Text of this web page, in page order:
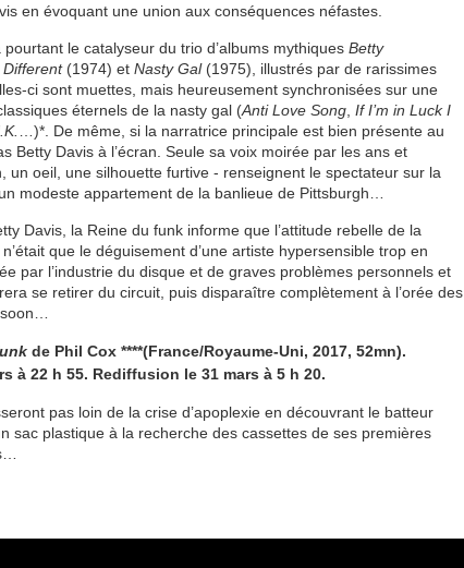
en évoquant une union aux conséquences néfastes.
le catalyseur du trio d’albums mythiques Betty
Different(1974) et Nasty Gal(1975), illustrés par de rarissimes
ci sont muettes, mais heureusement synchronisées sur une
éternels de la nasty gal (Anti Love Song If I’m in Luck I
…)*. De même, si la narratrice principale est bien présente au
Betty Davis à l’écran. Seule sa voix moirée par les ans et
un oeil, une silhouette furtive - renseignent le spectateur sur la
modeste appartement de la banlieue de Pittsburgh…
Davis, la Reine du funk informe que l’attitude rebelle de la
que le déguisement d’une artiste hypersensible trop en
par l’industrie du disque et de graves problèmes personnels et
se retirer du circuit, puis disparaître complètement à l’orée des
de Phil Cox ****(France/Royaume-Uni, 2017, 52mn).
à 22 h 55. Rediffusion le 31 mars à 5 h 20.
pas loin de la crise d’apoplexie en découvrant le batteur
sac plastique à la recherche des cassettes de ses premières